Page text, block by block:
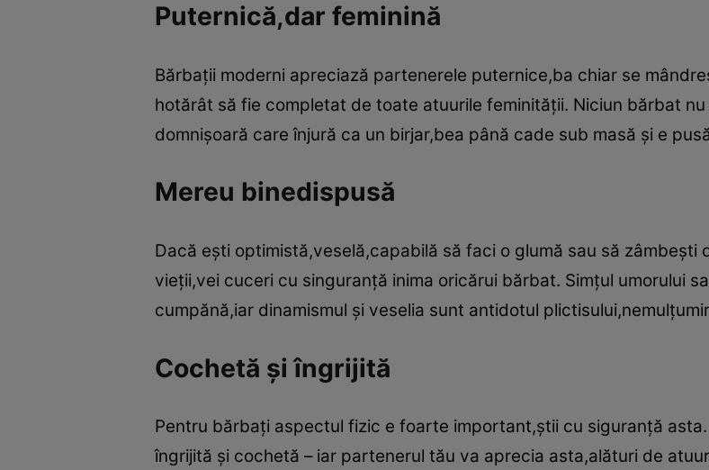
Puternică,dar feminină
Bărbaţii moderni apreciază partenerele puternice,ba chiar se
hotărât să fie completat de toate atuurile feminităţii. Niciun bărbat
domnişoară care înjură ca un birjar,bea până cade sub masă şi e
Mereu binedispusă
Dacă eşti optimistă,veselă,capabilă să faci o glumă sau să zâmbeşti
vieţii,vei cuceri cu singuranţă inima oricărui bărbat. Simţul umorului
cumpănă,iar dinamismul şi veselia sunt antidotul
Cochetă şi îngrijită
Pentru bărbaţi aspectul fizic e foarte important,ştii cu siguranţă
îngrijită şi cochetă – iar partenerul tău va aprecia asta,alături de